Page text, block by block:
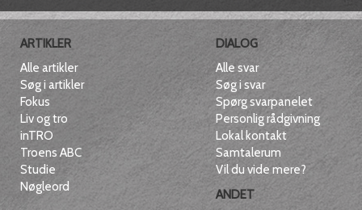
ARTIKLER
Alle artikler
Søg i artikler
Fokus
Liv og tro
inTRO
Troens ABC
Studie
Nøgleord
DIALOG
Alle svar
Søg i svar
Spørg svarpanelet
Personlig rådgivning
Lokal kontakt
Samtalerum
Vil du vide mere?
ANDET